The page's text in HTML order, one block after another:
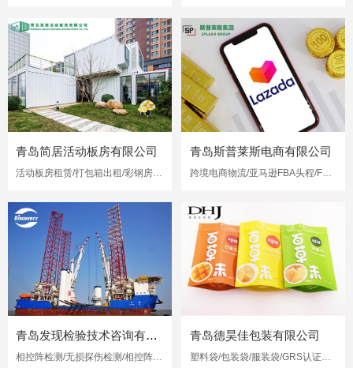
青岛简居活动板房有限公司
活动板房租赁/打包箱出租/彩钢房出租
青岛斯普莱斯电商有限公司
跨境电商物流/亚马逊FBA头程/FBA海运
青岛发现检验技术咨询有限公司
相控阵检测/无损探伤检测/相控阵超声检测
青岛德昊佳包装有限公司
塑料袋/包装袋/服装袋/GRS认证再生塑料袋